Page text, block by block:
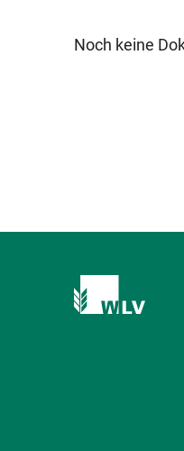
Noch keine